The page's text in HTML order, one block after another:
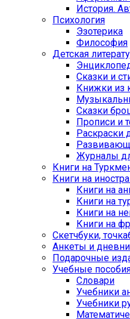
История.
Психология
Эзотерика
Философия
Детская
Сказки и
Книжки из
Сказки
Прописи и
Раскраски
Журналы
Книги на
Книги на
Книги на
Книги на
Книги на
Книги на
Cкетчбуки,
Анкеты и
Подарочные
Учебные
Словари
Учебники
Учебники